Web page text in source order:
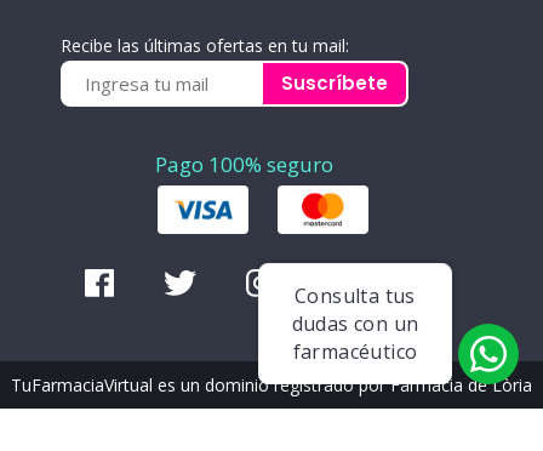
Consulta tus
dudas con un
farmacéutico
Recibe las últimas ofertas en tu mail:
Suscríbete
Pago 100% seguro
TuFarmaciaVirtual es un dominio registrado por Farmàcia de Lòria